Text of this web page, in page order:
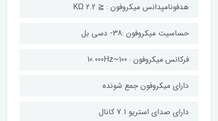
هدفونامپدانس میکروفون : ≦ 2.2 KΩ
حساسیت میکروفون :38- دسی بل
فرکانس میکروفون : 100~10.000Hz
دارای میکروفون جمع شونده
دارای صدای استریو 7.1 کانال